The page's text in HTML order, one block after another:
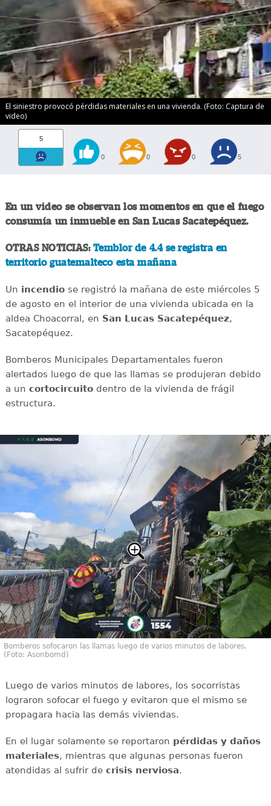
El siniestro provocó pérdidas materiales en una vivienda. (Foto: Captura de
video)
5
0 0 0 5
En un video se observan los momentos en que el fuego
consumía un inmueble en San Lucas Sacatepéquez.
OTRAS NOTICIAS: Temblor de 4.4 se registra en
territorio guatemalteco esta mañana
Un incendiose registró la mañana de este miércoles 5
de agosto en el interior de una vivienda ubicada en la
aldea Choacorral, en San Lucas Sacatepéquez,
Sacatepéquez.
Bomberos Municipales Departamentales fueron
alertados luego de que las llamas se produjeran debido
a un cortocircuitodentro de la vivienda de frágil
estructura.
Bomberos sofocaron las llamas luego de varios minutos de labores.
(Foto: Asonbomd)
Luego de varios minutos de labores, los socorristas
lograron sofocar el fuego y evitaron que el mismo se
propagara hacia las demás viviendas.
En el lugar solamente se reportaron pérdidas y daños
materiales, mientras que algunas personas fueron
atendidas al sufrir de crisis nerviosa.